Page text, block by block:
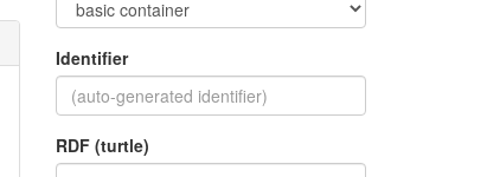
Identifier
RDF (turtle)